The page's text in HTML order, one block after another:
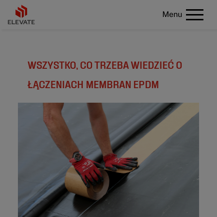
Menu
WSZYSTKO, CO TRZEBA WIEDZIEĆ O
ŁĄCZENIACH MEMBRAN EPDM